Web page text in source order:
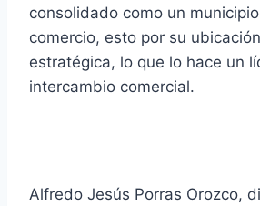
consolidado como un
comercio, esto por su
estratégica, lo que lo hace un
intercambio comercial.
Alfredo Jesús Porras Orozco,